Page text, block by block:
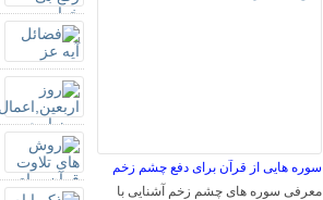
سوره هایی از قرآن برای دفع چشم زخم
معرفی سوره های چشم زخم آشنایی با